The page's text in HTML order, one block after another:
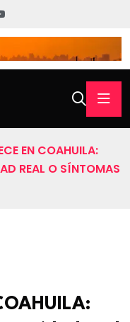
EN COAHUILA:
REAL O SÍNTOMAS